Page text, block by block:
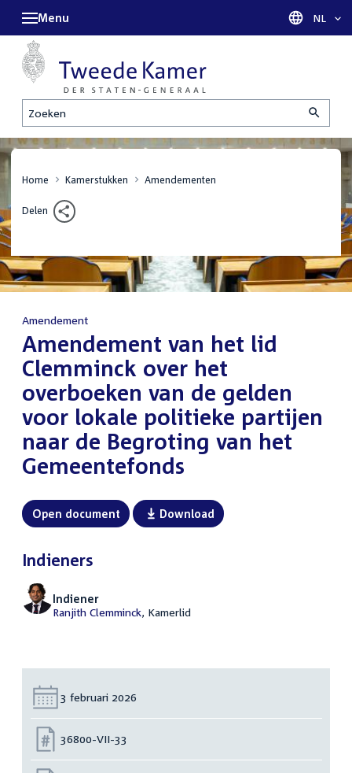
Zoeken
Menu Taal
NL
Home Kamerstukken Amendementen
Delen
Amendement
Amendement van het lid
Clemminck over het
overboeken van de gelden
voor lokale politieke partijen
naar de Begroting van het
Gemeentefonds
Open document Download
Indieners
Indiener
Ranjith Clemminck, Kamerlid
Datum:
3 februari 2026
Nummer:
36800-VII-33